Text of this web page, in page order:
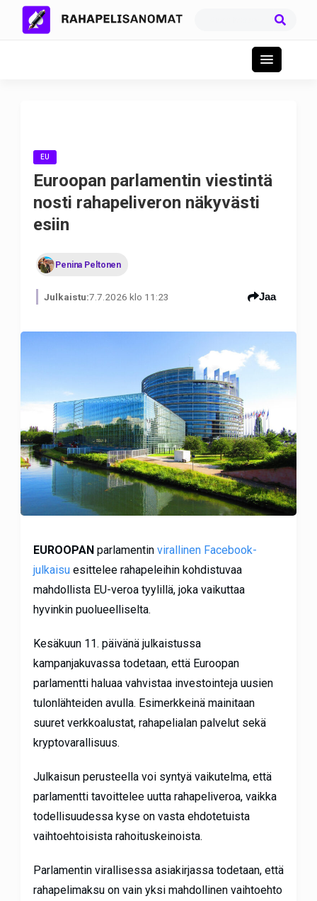
EU
Euroopan parlamentin viestintä
nosti rahapeliveron näkyvästi
esiin
Penina Peltonen
Julkaistu:7.7.2026 klo 11:23 Jaa
EUROOPAN parlamentin virallinen Facebook-
julkaisuesittelee rahapeleihin kohdistuvaa
mahdollista EU-veroa tyylillä, joka vaikuttaa
hyvinkin puolueelliselta.
Kesäkuun 11. päivänä julkaistussa
kampanjakuvassa todetaan, että Euroopan
parlamentti haluaa vahvistaa investointeja uusien
tulonlähteiden avulla. Esimerkkeinä mainitaan
suuret verkkoalustat, rahapelialan palvelut sekä
kryptovarallisuus.
Julkaisun perusteella voi syntyä vaikutelma, että
parlamentti tavoittelee uutta rahapeliveroa, vaikka
todellisuudessa kyse on vasta ehdotetuista
vaihtoehtoisista rahoituskeinoista.
Parlamentin virallisessa asiakirjassa todetaan, että
rahapelimaksu on vain yksi mahdollinen vaihtoehto